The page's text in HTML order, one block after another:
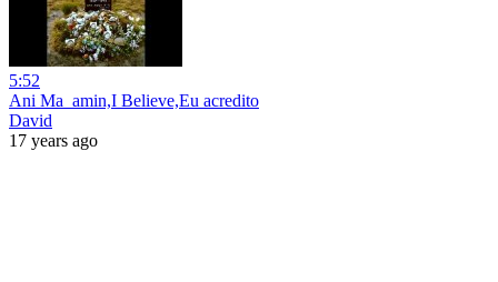
5:52
Ani Ma_amin,I Believe,Eu acredito
David
17 years ago